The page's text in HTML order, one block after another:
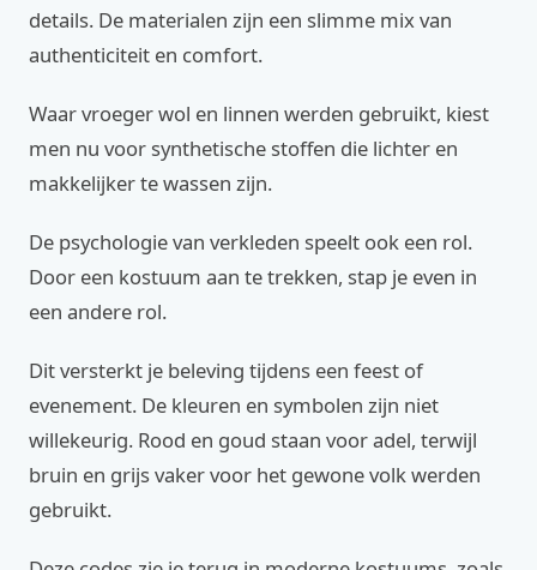
details. De materialen zijn een slimme mix van
authenticiteit en comfort.
Waar vroeger wol en linnen werden gebruikt, kiest
men nu voor synthetische stoffen die lichter en
makkelijker te wassen zijn.
De psychologie van verkleden speelt ook een rol.
Door een kostuum aan te trekken, stap je even in
een andere rol.
Dit versterkt je beleving tijdens een feest of
evenement. De kleuren en symbolen zijn niet
willekeurig. Rood en goud staan voor adel, terwijl
bruin en grijs vaker voor het gewone volk werden
gebruikt.